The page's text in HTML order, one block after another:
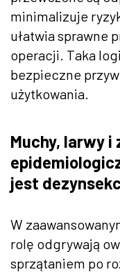
minimalizuje
ułatwia sprawne
operacji. Taka
bezpieczne
użytkowania.
Muchy, larwy i
jest
W
rolę odgrywają
sprzątaniem po